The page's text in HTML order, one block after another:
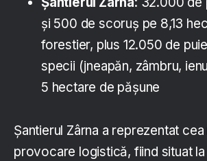
și 500 de scoruș pe 8,13
forestier, plus 12.050 de
specii (jneapăn, zâmbru,
5 hectare de pășune
Șantierul Zârna a reprezentat
provocare logistică, fiind situat